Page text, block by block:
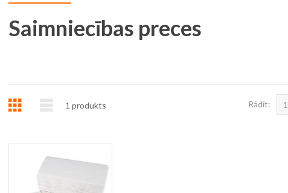
Saimniecības preces
Režģis Saraksts
1 produkts Rādīt: